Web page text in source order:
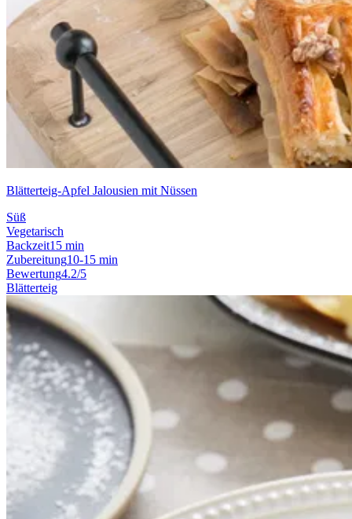
Blätterteig-Apfel Jalousien mit Nüssen
Süß
Vegetarisch
Backzeit15 min
Zubereitung10-15 min
Bewertung4.2/5
Blätterteig